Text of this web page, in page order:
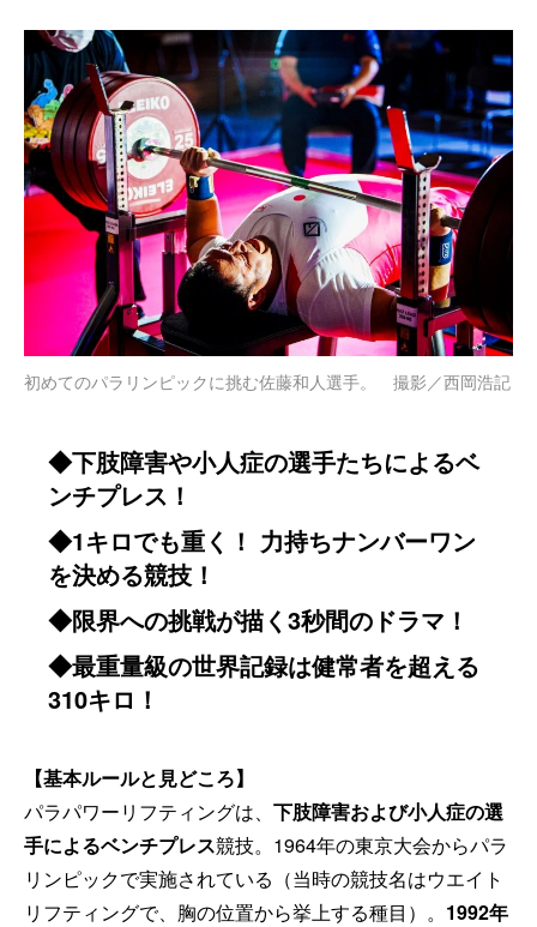
初めてのパラリンピックに挑む佐藤和人選手。 撮影／西岡浩記
◆下肢障害や小人症の選手たちによるベ
ンチプレス！
◆1キロでも重く！ 力持ちナンバーワン
を決める競技！
◆限界への挑戦が描く3秒間のドラマ！
◆最重量級の世界記録は健常者を超える
310キロ！
【基本ルールと見どころ】
パラパワーリフティングは、 下肢障害および小人症の選
手によるベンチプレス競技。1964年の東京大会からパラ
リンピックで実施されている（当時の競技名はウエイト
リフティングで、胸の位置から挙上する種目）。 1992年